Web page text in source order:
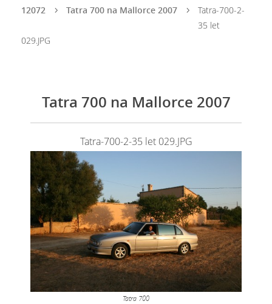
12072
Tatra 700 na Mallorce 2007
Tatra-700-2-
35 let
029.JPG
Tatra 700 na Mallorce 2007
Tatra-700-2-35 let 029.JPG
Tatra 700